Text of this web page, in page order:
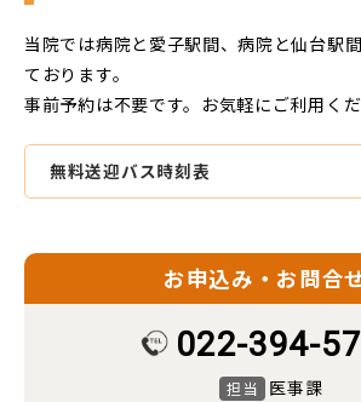
当院では病院と愛子駅間、病院と仙台駅
ております。
事前予約は不要です。お気軽にご利用くだ
無料送迎バス時刻表
お申込み・お問合
022-394-
担当 医事課